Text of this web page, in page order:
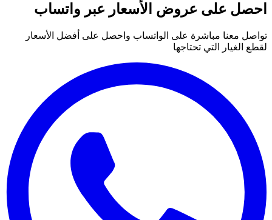
احصل على عروض الأسعار عبر واتساب
تواصل معنا مباشرة على الواتساب واحصل على أفضل الأسعار
لقطع الغيار التي تحتاجها